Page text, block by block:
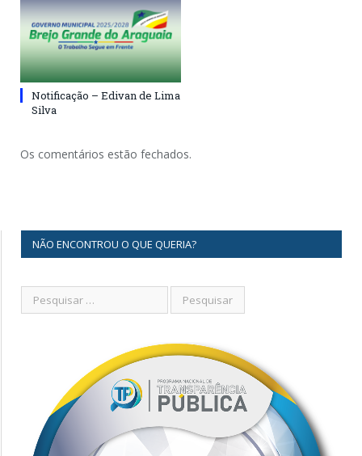
Notificação – Edivan de Lima
Silva
Os comentários estão fechados.
NÃO ENCONTROU O QUE QUERIA?